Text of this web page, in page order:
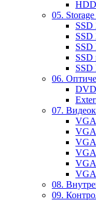
05.
SSD
SSD
SSD
SSD
06.
07.
VGA
VGA
VGA
VGA
VGA
08.
09.